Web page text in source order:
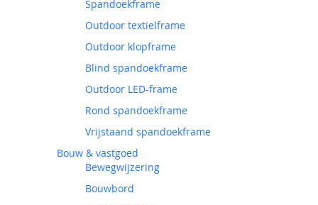
Spandoekframe
Outdoor textielframe
Outdoor klopframe
Blind spandoekframe
Outdoor LED-frame
Rond spandoekframe
Vrijstaand spandoekframe
Bouw & vastgoed
Bewegwijzering
Bouwbord